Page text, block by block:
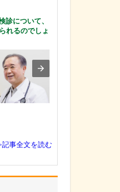
について、
れるのでしょ
記事全文を読む